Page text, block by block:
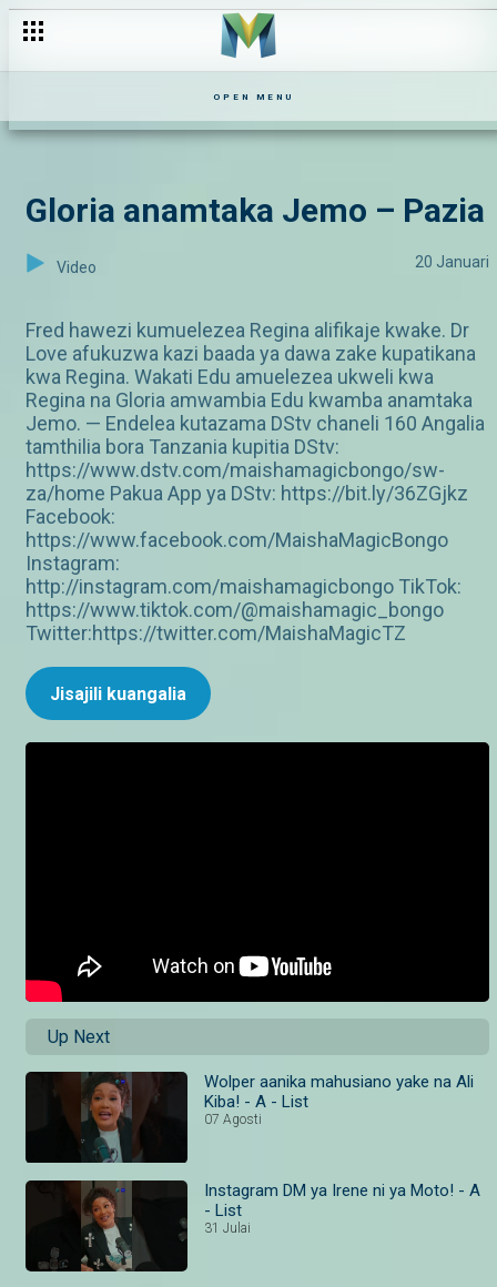
OPEN MENU
Gloria anamtaka Jemo – Pazia
Video 20 Januari
Fred hawezi kumuelezea Regina alifikaje kwake. Dr
Love afukuzwa kazi baada ya dawa zake kupatikana
kwa Regina. Wakati Edu amuelezea ukweli kwa
Regina na Gloria amwambia Edu kwamba anamtaka
Jemo. — Endelea kutazama DStv chaneli 160 Angalia
tamthilia bora Tanzania kupitia DStv:
https://www.dstv.com/maishamagicbongo/sw-
za/home Pakua App ya DStv: https://bit.ly/36ZGjkz
Facebook:
https://www.facebook.com/MaishaMagicBongo
Instagram:
http://instagram.com/maishamagicbongo TikTok:
https://www.tiktok.com/@maishamagic_bongo
Twitter:https://twitter.com/MaishaMagicTZ
Jisajili kuangalia
Up Next
Wolper aanika mahusiano yake na Ali
Kiba! - A - List
07 Agosti
Instagram DM ya Irene ni ya Moto! - A
- List
31 Julai